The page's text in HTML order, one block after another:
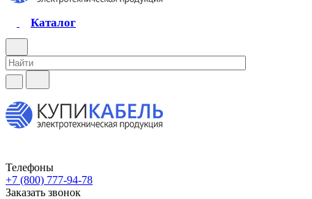
Каталог
Телефоны
+7 (800) 777-94-78
Заказать звонок